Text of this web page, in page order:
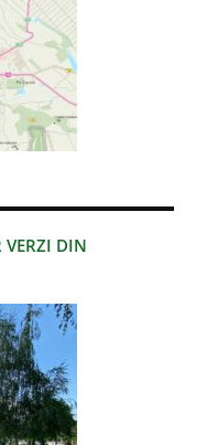
VERZI DIN